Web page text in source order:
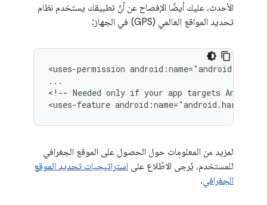
الأحدث، عليك أيضًا الإفصاح عن أنّ تطبيقك يستخدم نظام
تحديد المواقع العالمي (GPS) في الجهاز:
<uses-permission
...
<!-- Needed only if your app targets Android
<uses-feature
لمزيد من المعلومات حول الحصول على الموقع الجغرافي
للمستخدم، يُرجى الاطّلاع على استراتيجيات تحديد الموقع
الجغرافي.